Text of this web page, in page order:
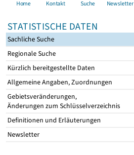
Home Kontakt Suche Newsletter
STATISTISCHE DATEN
Sachliche Suche
Regionale Suche
Kürzlich bereitgestellte Daten
Allgemeine Angaben, Zuordnungen
Gebietsveränderungen,
Änderungen zum Schlüsselverzeichnis
Definitionen und Erläuterungen
Newsletter